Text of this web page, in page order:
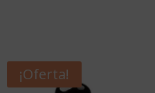
¡Oferta!